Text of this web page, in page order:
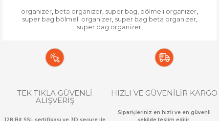
organizer beta organizer super bag bölmeli organizer
super bag bölmeli organizer, super bag beta organizer,
super bag organizer,
TEK TIKLA GÜVENLİ
ALIŞVERİŞ
128 Bit SSL sertifikası ve 3D secure ile
HIZLI VE GÜVENİLİR KARGO
Siparişleriniz en hızlı ve en güvenli
şekilde teslim edilir.